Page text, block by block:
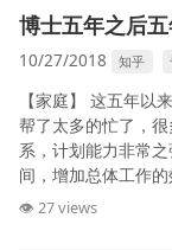
博士五年之后五
10/27/2018 知乎
【家庭】 这五年以
帮了太多的忙了，
系，计划能力非常
间，增加总体工作
👁 27 views